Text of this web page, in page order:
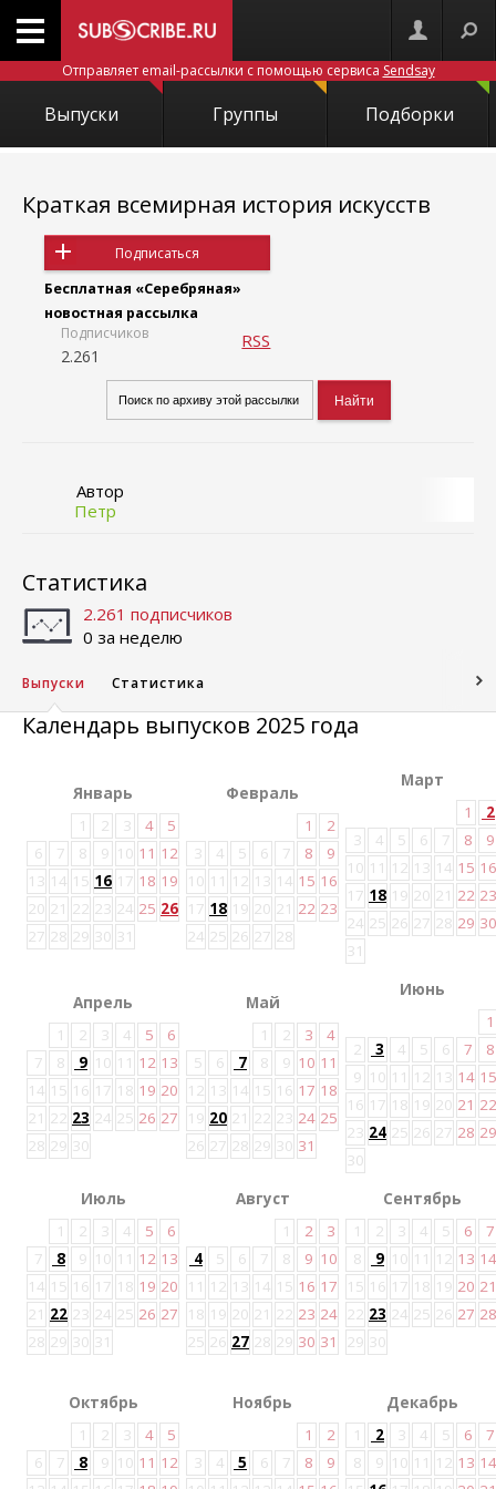
Отправляет email-рассылки с помощью сервиса Sendsay
Выпуски Группы Подборки
Краткая всемирная история искусств
Подписаться
Бесплатная «Серебряная»
новостная рассылка
Подписчиков
2.261
RSS
Автор
Петр
Статистика
2.261 подписчиков
0 за неделю
Выпуски Статистика
Календарь выпусков 2025 года
Январь
1
2 3 4
5
6
7 8 9 10 11 12
13 14 15 16 17 18 19
20 21 22 23 24 25 26
27 28 29 30 31
Февраль
1
2
3
4 5 6 7 8
9
10 11 12 13 14 15 16
17 18 19 20 21 22 23
24 25 26 27 28
Март
1
2
3
4 5 6 7 8
9
10 11 12 13 14 15 16
17 18 19 20 21 22 23
24 25 26 27 28 29 30
31
Апрель
1
2 3 4 5
6
7
8 9 10 11 12 13
14 15 16 17 18 19 20
21 22 23 24 25 26 27
28 29 30
Май
1
2 3
4
5
6 7 8 9 10 11
12 13 14 15 16 17 18
19 20 21 22 23 24 25
26 27 28 29 30 31
Июнь
1
2
3 4 5 6 7
8
9 10 11 12 13 14 15
16 17 18 19 20 21 22
23 24 25 26 27 28 29
30
Июль
1
2 3 4 5
6
7
8 9 10 11 12 13
14 15 16 17 18 19 20
21 22 23 24 25 26 27
28 29 30 31
Август
1
2
3
4
5 6 7 8 9 10
11 12 13 14 15 16 17
18 19 20 21 22 23 24
25 26 27 28 29 30 31
Сентябрь
1
2 3 4 5 6
7
8
9 10 11 12 13 14
15 16 17 18 19 20 21
22 23 24 25 26 27 28
29 30
Октябрь
1
2 3 4
5
6
7 8 9 10 11 12
Ноябрь
1
2
3
4 5 6 7 8
9
Декабрь
1
2 3 4 5 6
7
8
9 10 11 12 13 14